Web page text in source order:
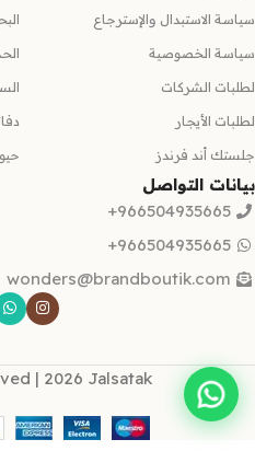
سياسة الاستبدال والإسترجاع
سياسة الخصوصية
لطلبات الشركات
لطلبات الأيجار
جلستك أند فرندز
بيانات التواصل
966504935665+
966504935665+
wonders@brandboutik.com
| 2026 Jalsatak.